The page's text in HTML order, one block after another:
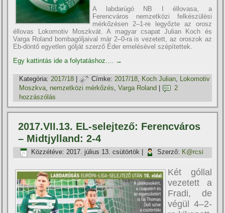
A labdarúgó NB I éllovasa, a
Ferencváros nemzetközi felkészülési
mérkőzésen 2–1-re legyőzte az orosz
éllovas Lokomotiv Moszkvát. A magyar csapat Julian Koch és
Varga Roland bombagóljaival már 2–0-ra is vezetett, az oroszok az
Eb-döntő egyetlen gólját szerző Éder emelésével szépí­tettek.
Egy kattintás ide a folytatáshoz....
→
Kategória: 2017/18 | Címke: 2017/18, Koch Julian, Lokomotiv
Moszkva, nemzetközi mérkőzés,Varga Roland
2
hozzászólás
2017.VII.13. EL-selejtező: Ferencváros
– Midtjylland: 2-4
Közzétéve: 2017. július 13. csütörtök Szerző: K@rcsi
Két góllal
vezetett a
Fradi, de
végül 4–2-